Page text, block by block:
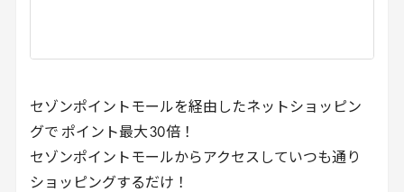
セゾンポイントモールを経由したネットショッピン
グで ポイント最大30倍！
セゾンポイントモールからアクセスしていつも通り
ショッピングするだけ！